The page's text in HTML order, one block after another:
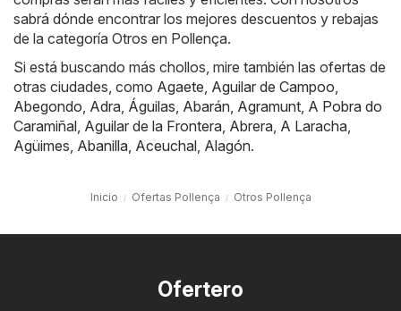
sabrá dónde encontrar los mejores descuentos y rebajas
de la categoría Otros en Pollença.
Si está buscando más chollos, mire también las ofertas de
otras ciudades, como Agaete, Aguilar de Campoo,
Abegondo, Adra, Águilas, Abarán, Agramunt, A Pobra do
Caramiñal, Aguilar de la Frontera, Abrera, A Laracha,
Agüimes, Abanilla, Aceuchal, Alagón.
Inicio Ofertas Pollença Otros Pollença
Ofertero